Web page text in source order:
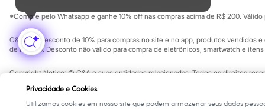
Cuidados com o corpo
Hidratante
Protetor solar
Tratamento
Cuidados com o rosto
Esfoliante
Protetor solar
Tônicos
*Compre pelo Whatsapp e ganhe 10% off nas compras acima de R$ 200.
C&A Pay: desconto de 10% para compras no site e no app, produtos vendidos
de R$ 400. Desconto não válido para compra de eletrônicos, smartwatch e
Copyright Notice: © C&A e suas entidades relacionadas. Todos os direitos
Privacidade e Cookies
Utilizamos cookies em nosso site que podem armazenar seus dados